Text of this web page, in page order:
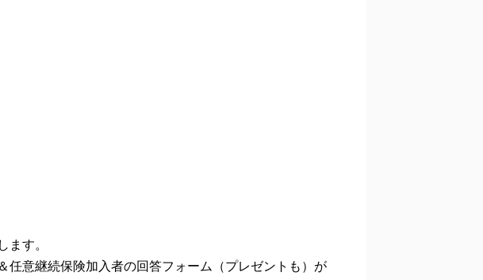
ます。
任意継続保険加入者の回答フォーム（プレゼントも）が